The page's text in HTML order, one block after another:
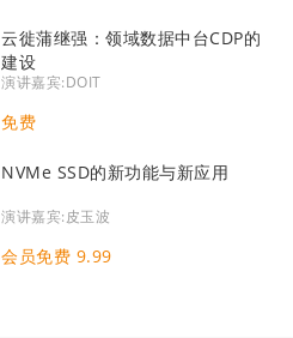
云徙蒲继强：领域数据中台CDP的
建设
演讲嘉宾:DOIT
免费
NVMe SSD的新功能与新应用
演讲嘉宾:皮玉波
会员免费 9.99